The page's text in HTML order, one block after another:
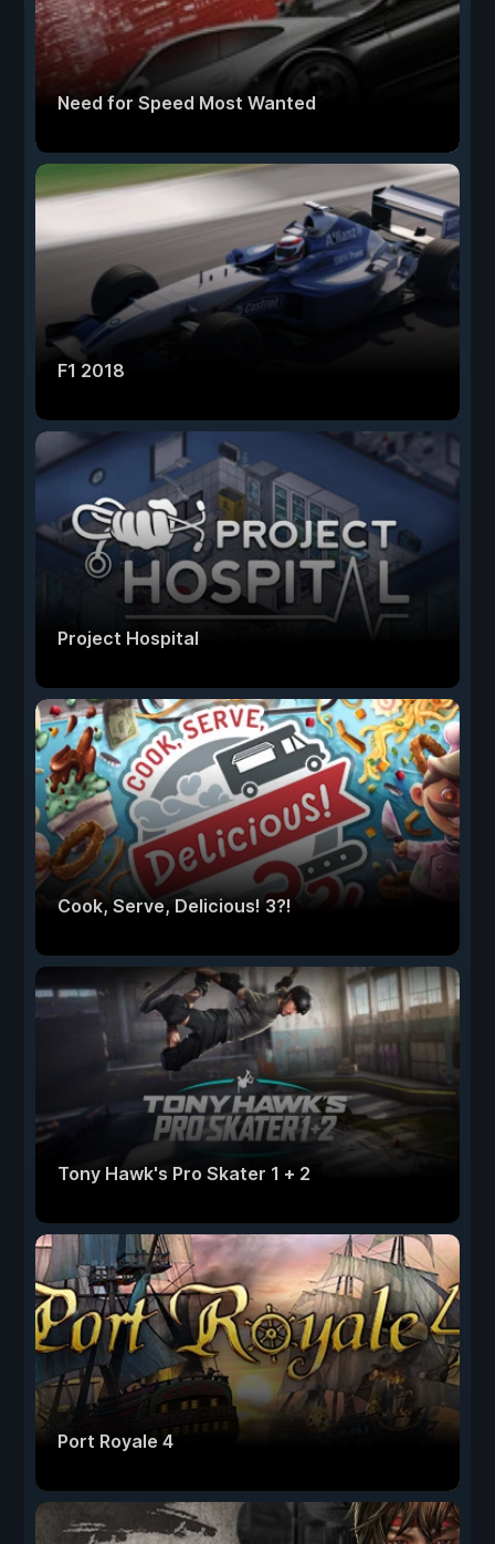
Need for Speed Most Wanted
F1 2018
Project Hospital
Cook, Serve, Delicious! 3?!
Tony Hawk's Pro Skater 1 + 2
Port Royale 4